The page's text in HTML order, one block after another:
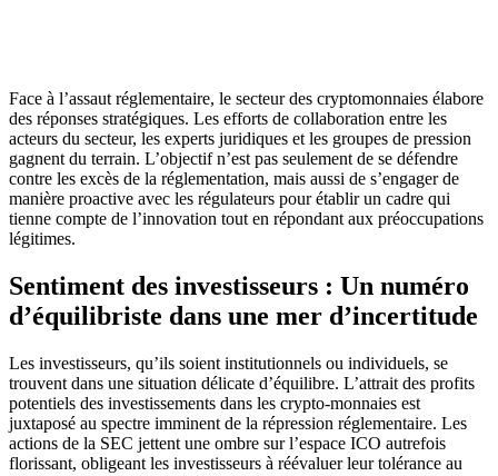
Face à l’assaut réglementaire, le secteur des cryptomonnaies élabore
des réponses stratégiques. Les efforts de collaboration entre les
acteurs du secteur, les experts juridiques et les groupes de pression
gagnent du terrain. L’objectif n’est pas seulement de se défendre
contre les excès de la réglementation, mais aussi de s’engager de
manière proactive avec les régulateurs pour établir un cadre qui
tienne compte de l’innovation tout en répondant aux préoccupations
légitimes.
Sentiment des investisseurs : Un numéro
d’équilibriste dans une mer d’incertitude
Les investisseurs, qu’ils soient institutionnels ou individuels, se
trouvent dans une situation délicate d’équilibre. L’attrait des profits
potentiels des investissements dans les crypto-monnaies est
juxtaposé au spectre imminent de la répression réglementaire. Les
actions de la SEC jettent une ombre sur l’espace ICO autrefois
florissant, obligeant les investisseurs à réévaluer leur tolérance au